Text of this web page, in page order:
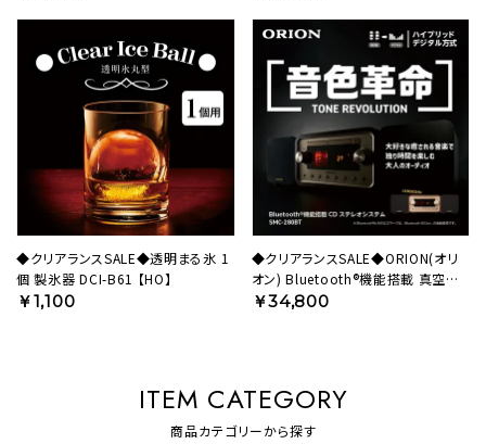
【AVT】
◆クリアランスSALE◆透明まる氷 1
個 製氷器 DCI-B61 【HO】
￥1,100
◆クリアランスSALE◆ORION(オリ
オン) Bluetooth®機能搭載 真空管
ハイブリッドアンプCDステレオ SMC-
￥34,800
ITEM CATEGORY
商品カテゴリーから探す